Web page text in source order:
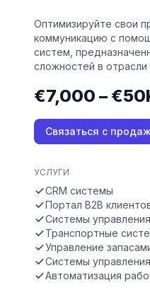
Оптимизируйте свои
коммуникацию с
систем,
сложностей в отрасли
€7,000 –
Связаться с
УСЛУГИ
CRM системы
Портал B2B
Системы
Транспортные
Управление
Системы
Автоматизация